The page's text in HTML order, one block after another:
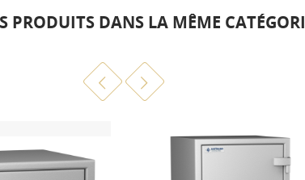
PRODUITS DANS LA MÊME